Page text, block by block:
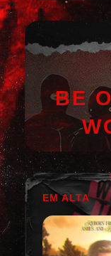
BE
EM ALTA